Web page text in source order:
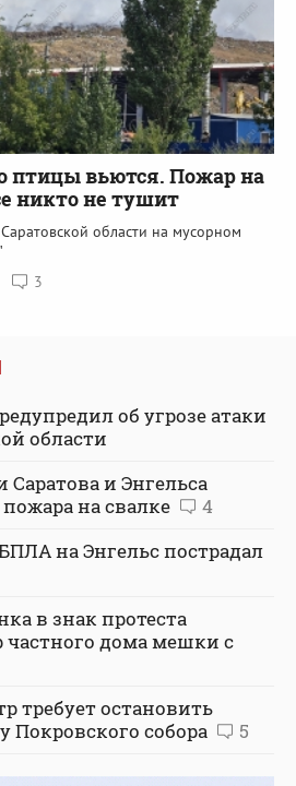
птицы вьются. Пожар на
никто не тушит
области на мусорном
3
об угрозе атаки
области
и Энгельса
на свалке
4
на Энгельс пострадал
в знак протеста
частного дома мешки с
требует остановить
Покровского собора
5